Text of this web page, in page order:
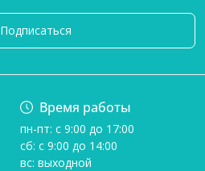
Подписаться
Время работы
пн-пт: с 9:00 до 17:00
сб: с 9:00 до 14:00
вс: выходной